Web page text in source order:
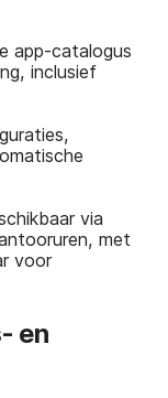
app-catalogus
inclusief
via
met
voor
en